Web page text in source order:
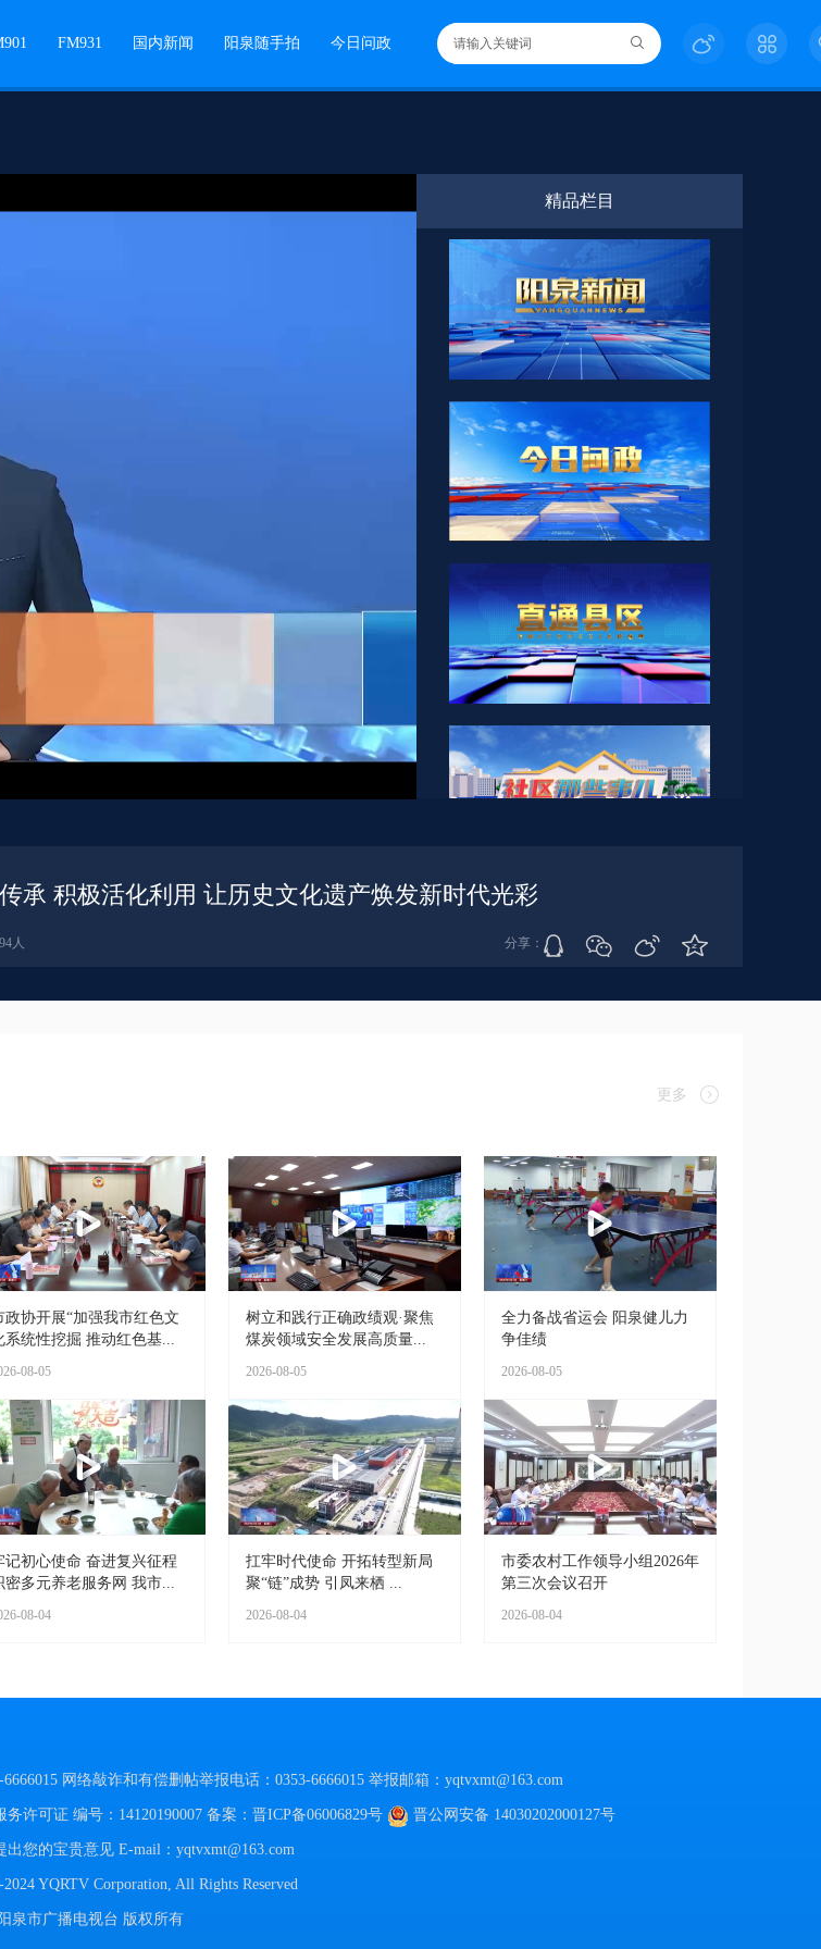
FM931 国内新闻 阳泉随手拍 今日问政
精品栏目
承 积极活化利用 让历史文化遗产焕发新时代光彩
人 分享：
更多
政协开展“加强我市红色文
系统性挖掘 推动红色基...
08-05
树立和践行正确政绩观·聚焦
煤炭领域安全发展高质量...
2026-08-05
全力备战省运会 阳泉健儿力
争佳绩
2026-08-05
记初心使命 奋进复兴征程
密多元养老服务网 我市...
08-04
扛牢时代使命 开拓转型新局
聚“链”成势 引凤来栖 ...
2026-08-04
市委农村工作领导小组2026年
第三次会议召开
2026-08-04
网络敲诈和有偿删帖举报电话：0353-6666015 举报邮箱：yqtvxmt@163.com
许可证 编号：14120190007 备案：晋ICP备06006829号 晋公网安备 14030202000127号
出您的宝贵意见 E-mail：yqtvxmt@163.com
YQRTV Corporation, All Rights Reserved
阳泉市广播电视台 版权所有